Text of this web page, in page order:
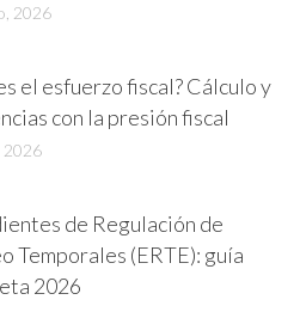
2026
el esfuerzo fiscal? Cálculo y
con la presión fiscal
2026
de Regulación de
Temporales (ERTE): guía
2026